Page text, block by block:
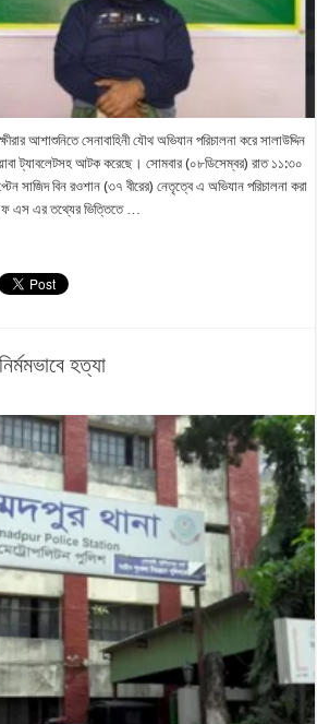
আশাশুনিতে সেনাবাহিনী যৌথ অভিযান পরিচালনা করে সালাউদ্দিন
ট্যাবলেটসহ আটক করেছে। সোমবার (০৮ডিসেম্বর) রাত ১১:৩০
সাজিদ বিন রওশান (৩৭ বীরের) নেতৃত্বে এ অভিযান পরিচালনা করা
এফ এস এর তথ্যের ভিত্তিতে …
হত্যা